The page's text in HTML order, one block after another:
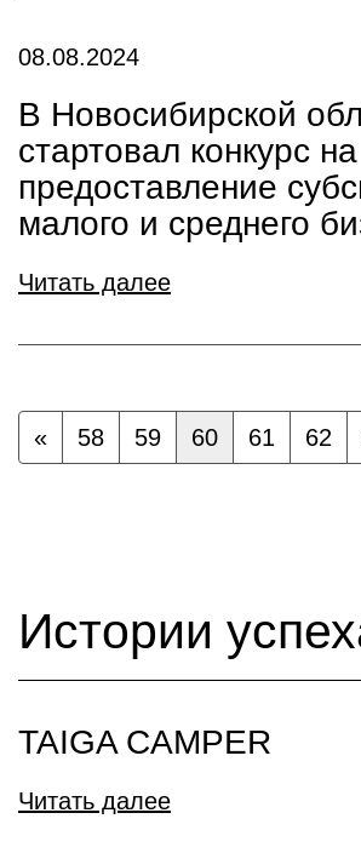
08.08.2024
В Новосибирской
стартовал конкурс на
предоставление
малого и среднего
Читать далее
« 58 59 60 61 62
Истории
TAIGA CAMPER
Читать далее